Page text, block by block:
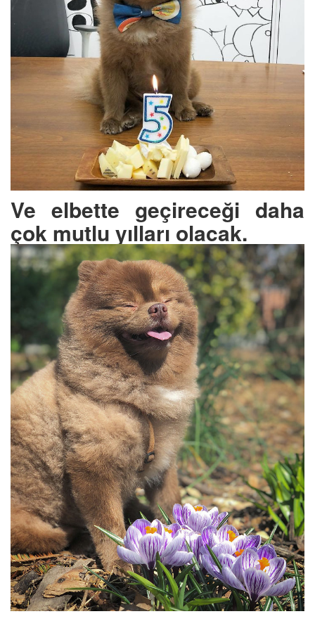
Ve elbette geçireceği daha
çok mutlu yılları olacak.